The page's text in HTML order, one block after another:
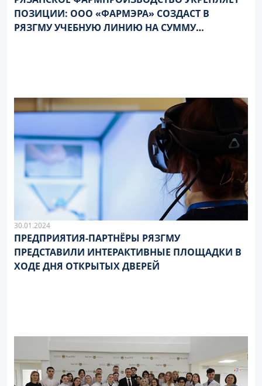
ПОЗИЦИИ: ООО «ФАРМЭРА» СОЗДАСТ В
РЯЗГМУ УЧЕБНУЮ ЛИНИЮ НА СУММУ
30.01.2024
ПРЕДПРИЯТИЯ-ПАРТНЁРЫ РЯЗГМУ
ПРЕДСТАВИЛИ ИНТЕРАКТИВНЫЕ ПЛОЩАДКИ В
ХОДЕ ДНЯ ОТКРЫТЫХ ДВЕРЕЙ